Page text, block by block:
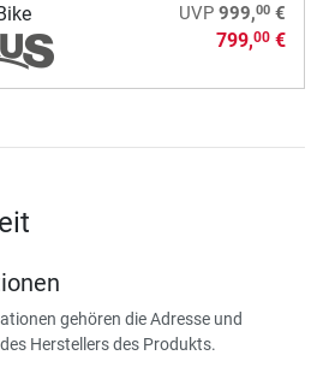
UVP 999,00€
799,00€
gehören die Adresse und
Herstellers des Produkts.